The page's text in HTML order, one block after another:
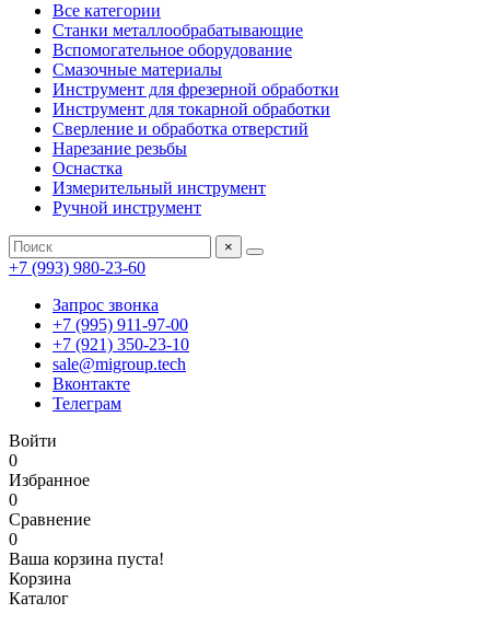
Все категории
Станки металлообрабатывающие
Вспомогательное оборудование
Смазочные материалы
Инструмент для фрезерной обработки
Инструмент для токарной обработки
Сверление и обработка отверстий
Нарезание резьбы
Оснастка
Измерительный инструмент
Ручной инструмент
×
+7 (993) 980-23-60
Запрос звонка
+7 (995) 911-97-00
+7 (921) 350-23-10
sale@migroup.tech
Вконтакте
Телеграм
Войти
0
Избранное
0
Сравнение
0
Ваша корзина пуста!
Корзина
Каталог